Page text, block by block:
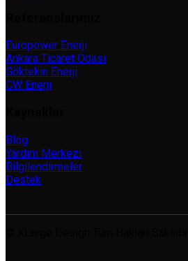
Europower Enerji
Ankara Ticaret Odası
Göktekin Enerji
CW Enerji
Blog
Yardım Merkezi
Bilgilendirmeler
Destek